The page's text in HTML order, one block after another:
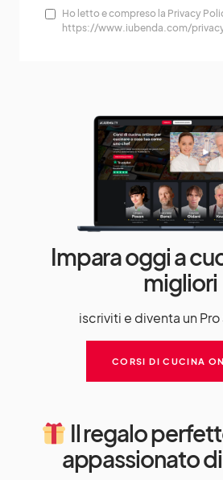
Ho letto e compreso la Privacy
https://www.iubenda.com/
Impara oggi a
migliori
iscriviti e diventa un Pro
CORSI DI CUCINA
Il regalo
appassionato